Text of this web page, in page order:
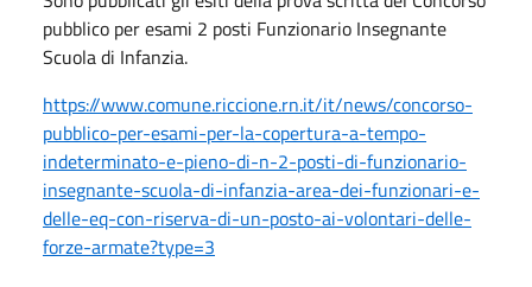
pubblico per esami 2 posti Funzionario Insegnante
Scuola di Infanzia.
https://www.comune.riccione.rn.it/it/news/concorso-
pubblico-per-esami-per-la-copertura-a-tempo-
indeterminato-e-pieno-di-n-2-posti-di-funzionario-
insegnante-scuola-di-infanzia-area-dei-funzionari-e-
delle-eq-con-riserva-di-un-posto-ai-volontari-delle-
forze-armate?type=3